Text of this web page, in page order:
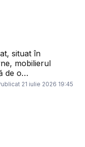
situat în
mobilierul
de Nord a
microunde
Zona
21 iulie 2026 19:45